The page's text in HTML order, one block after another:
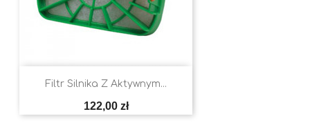
Filtr Silnika Z Aktywnym...
Cena
122,00 zł